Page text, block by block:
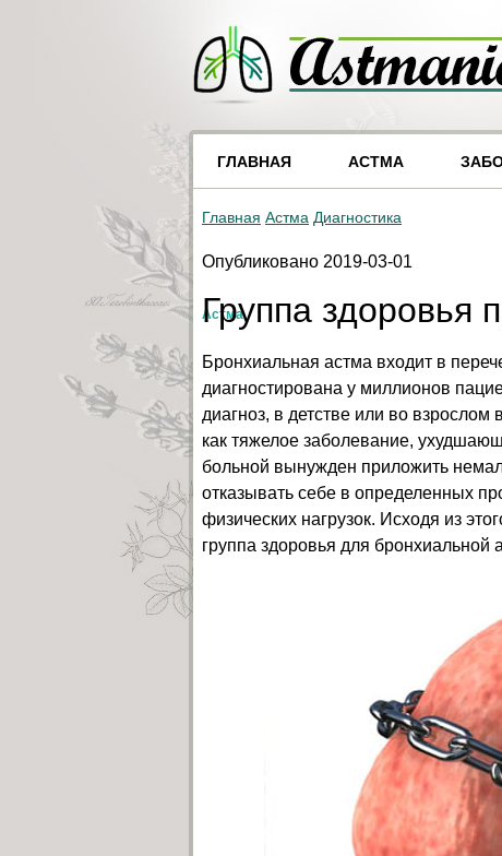
ГЛАВНАЯ АСТМА
Главная Астма Диагностика
Опубликовано 2019-03-01
Группа здоровья
Астма
Бронхиальная астма входит в
диагностирована у миллионов
диагноз, в детстве или во взрослом
как тяжелое заболевание,
больной вынужден приложить
отказывать себе в определенных
физических нагрузок. Исходя из
группа здоровья для бронхиальной